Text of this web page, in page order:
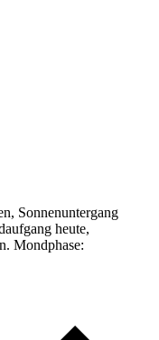
Sonnenuntergang
heute,
Mondphase: